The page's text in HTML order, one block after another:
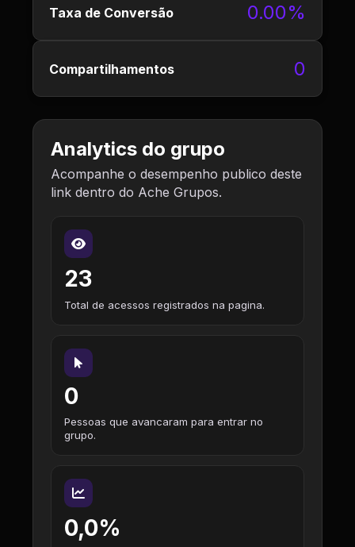
Taxa de Conversão 0.00%
Compartilhamentos 0
Analytics do grupo
Acompanhe o desempenho publico deste
link dentro do Ache Grupos.
23
Total de acessos registrados na pagina.
0
Pessoas que avancaram para entrar no
grupo.
0,0%